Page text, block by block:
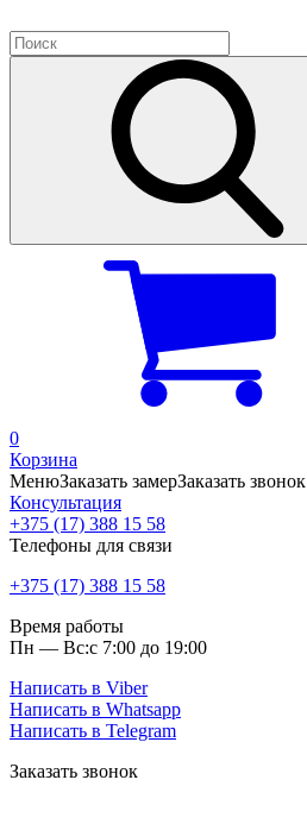
0
Корзина
МенюЗаказать замерЗаказать звонок
Консультация
+375 (17) 388 15 58
Телефоны для связи
+375 (17) 388 15 58
Время работы
Пн — Вс:с 7:00 до 19:00
Написать в Viber
Написать в Whatsapp
Написать в Telegram
Заказать звонок